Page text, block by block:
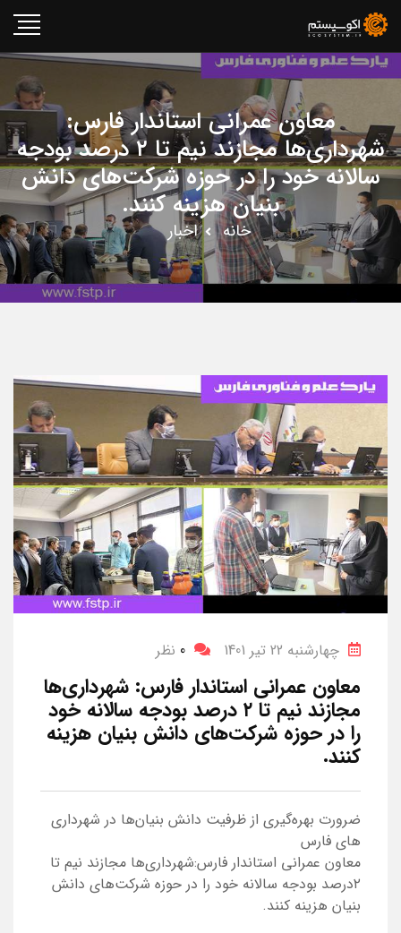
معاون عمرانی استاندار فارس:
شهرداری‌ها مجازند نیم تا ۲ درصد بودجه
سالانه خود را در حوزه شرکت‌های دانش
بنیان هزینه کنند.
خانه اخبار
چهارشنبه 22 تیر 1401 0 نظر
معاون عمرانی استاندار فارس: شهرداری‌ها
مجازند نیم تا ۲ درصد بودجه سالانه خود
را در حوزه شرکت‌های دانش بنیان هزینه
کنند.
ضرورت بهره‌گیری از ظرفیت دانش بنیان‌ها در شهرداری
های فارس
معاون عمرانی استاندار فارس:شهرداری‌ها مجازند نیم تا
۲درصد بودجه سالانه خود را در حوزه شرکت‌های دانش
بنیان هزینه کنند.